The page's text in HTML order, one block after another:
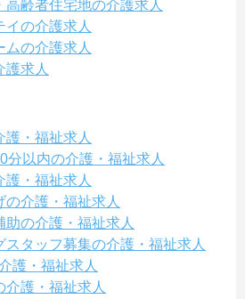
齢者住宅地の介護求人
イの介護求人
ムの介護求人
護求人
護・福祉求人
分以内の介護・福祉求人
護・福祉求人
介護・福祉求人
の介護・福祉求人
タッフ募集の介護・福祉求人
護・福祉求人
護・福祉求人